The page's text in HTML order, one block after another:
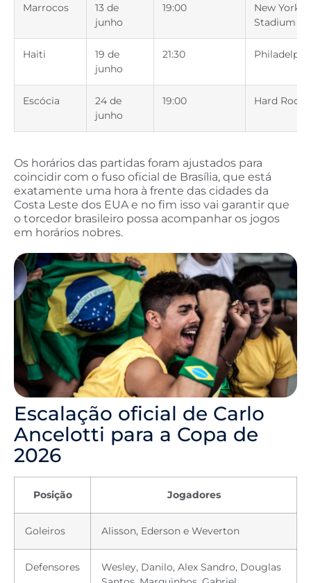
Marrocos
13 de
junho
19:00
New York
Stadium
Haiti
19 de
junho
21:30
Escócia
24 de
junho
19:00 Hard Rock
Os horários das partidas foram ajustados para
coincidir com o fuso oficial de Brasília, que está
exatamente uma hora à frente das cidades da
Costa Leste dos EUA e no fim isso vai garantir que
o torcedor brasileiro possa acompanhar os jogos
em horários nobres.
Escalação oficial de Carlo
Ancelotti para a Copa de
2026
Posição Jogadores
Goleiros Alisson, Ederson e Weverton
Defensores
Wesley, Danilo, Alex Sandro, Douglas